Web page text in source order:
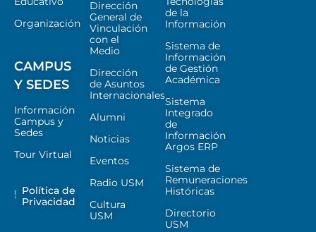
Organización
CAMPUS
Y SEDES
Información
Campus y
Sedes
Tour Virtual
Política de
Privacidad
Dirección
General de
Vinculación
con el
Medio
Dirección
de Asuntos
Internacionales
Alumni
Noticias
Eventos
Radio USM
Cultura
USM
de la
Información
Sistema de
Información
de Gestión
Académica
Sistema
Integrado
de
Información
Argos ERP
Sistema de
Remuneraciones
Históricas
Directorio
USM